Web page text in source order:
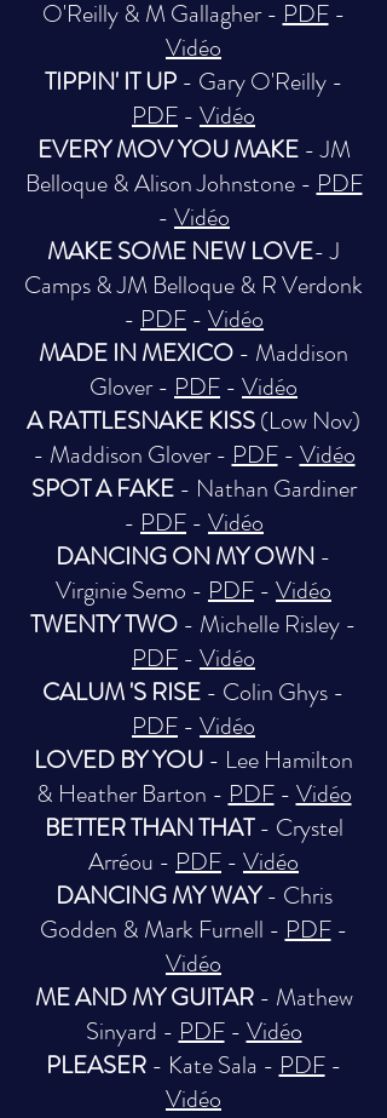
O'Reilly & M Gallagher -PDF-
Vidéo
TIPPIN' IT UP- Gary O'Reilly -
PDF - Vidéo
EVERY MOV YOU MAKE- JM
Belloque & Alison Johnstone -PDF
- Vidéo
MAKE SOME NEW LOVE- J
Camps & JM Belloque & R Verdonk
- PDF - Vidéo
MADE IN MEXICO - Maddison
Glover - PDF - Vidéo
A RATTLESNAKE KISS(Low Nov)
- Maddison Glover -PDF-Vidéo
SPOT A FAKE- Nathan Gardiner
- PDF - Vidéo
DANCING ON MY OWN -
Virginie Semo - PDF - Vidéo
TWENTY TWO - Michelle Risley -
PDF - Vidéo
CALUM 'S RISE - Colin Ghys -
PDF - Vidéo
LOVED BY YOU - Lee Hamilton
& Heather Barton -PDF-Vidéo
BETTER THAN THAT- Crystel
Arréou - PDF - Vidéo
DANCING MY WAY- Chris
Godden & Mark Furnell -PDF-
Vidéo
ME AND MY GUITAR- Mathew
Sinyard -PDF-Vidéo
PLEASER- Kate Sala -PDF-
Vidéo